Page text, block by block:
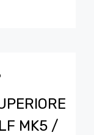
MK5 /